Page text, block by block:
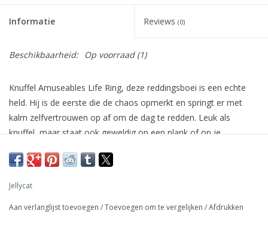
Informatie Reviews (0)
Beschikbaarheid: Op voorraad(1)
Knuffel Amuseables Life Ring, deze reddingsboei is een echte
held. Hij is de eerste die de chaos opmerkt en springt er met
kalm zelfvertrouwen op af om de dag te redden. Leuk als
knuffel, maar staat ook geweldig op een plank of op je
Afmeting: 33 x 28 x 7 cm
Materiaal: 100% polyester
Details: geschikt voor alle leeftijden. Alleen handwas, niet in de
Jellycat
Aan verlanglijst toevoegen /Toevoegen om te vergelijken /Afdrukken